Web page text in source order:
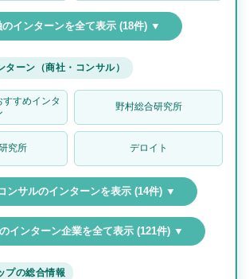
のインターンを全て表示 (18件) ▼
ターン（商社・コンサル）
すめインタ
野村総合研究所
究所 デロイト
ンサルのインターンを表示 (14件) ▼
インターン企業を全て表示 (121件) ▼
プの総合情報